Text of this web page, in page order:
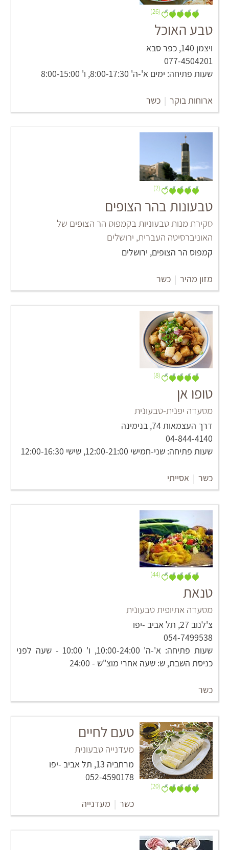
(26)
טבע האוכל
ויצמן 140, כפר סבא
077-4504201
שעות פתיחה: ימים א'-ה' 8:00-17:30, ו' 8:00-15:00
ארוחות בוקר | כשר
(2)
טבעונות בהר הצופים
סקירת מנות טבעוניות בקמפוס הר הצופים של
האוניברסיטה העברית, ירושלים
קמפוס הר הצופים, ירושלים
מזון מהיר | כשר
(8)
טופו אן
מסעדה יפנית-טבעונית
דרך העצמאות 74, בנימינה
שעות פתיחה: שני-חמישי 12:00-21:00, שישי 12:00-16:30
כשר | אסייתי
(44)
טנאת
מסעדה אתיופית טבעונית
צ'לנוב 27, תל אביב -יפו
054-7499538
שעות פתיחה: א'-ה' 10:00-24:00, ו' 10:00 - שעה לפני
כניסת השבת, ש: שעה אחרי מוצ"ש - 24:00
כשר
(20)
טעם לחיים
מעדנייה טבעונית
מרחביה 13, תל אביב -יפו
052-4590178
כשר | מעדנייה